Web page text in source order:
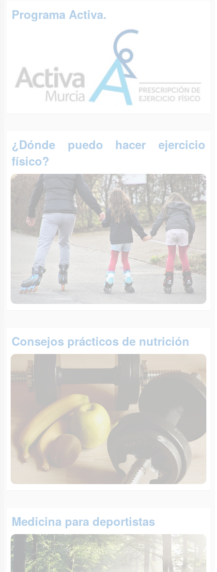
Programa Activa.
¿Dónde puedo hacer ejercicio
físico?
Consejos prácticos de nutrición
Medicina para deportistas